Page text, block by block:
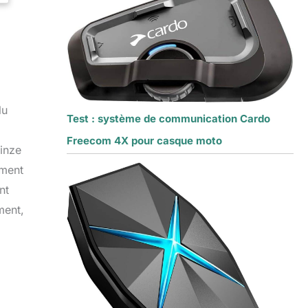
Test : système de communication Cardo
Freecom 4X pour casque moto